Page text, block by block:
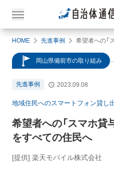
HOME 先進事例
岡山県備前市の取り組み
先進事例 2023.09.08
地域住民へのスマートフォン貸し
希望者への「スマホ貸
をすべての住民へ
[提供] 楽天モバイル株式会社